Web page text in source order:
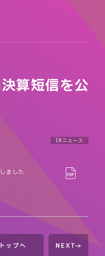
算短信を公
IRニュース
ました
ップへ NEXT